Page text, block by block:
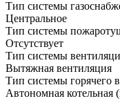
Тип системы
Центральное
Тип системы
Отсутствует
Тип системы
Вытяжная вентиляция
Тип системы горячего
Автономная котельная